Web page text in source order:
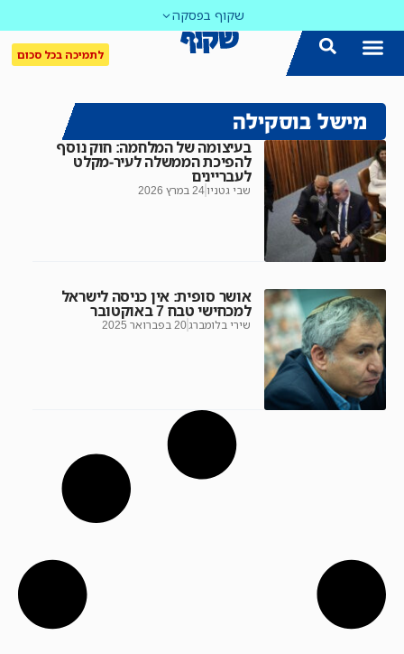
שקוף בפסקה
לתמיכה בכל סכום
מישל בוסקילה
בעיצומה של המלחמה: חוק נוסף
להפיכת הממשלה לעיר-מקלט
לעבריינים
שבי גטניו24 במרץ 2026
אושר סופית: אין כניסה לישראל
למכחישי טבח 7 באוקטובר
שירי בלומברג20 בפברואר 2025